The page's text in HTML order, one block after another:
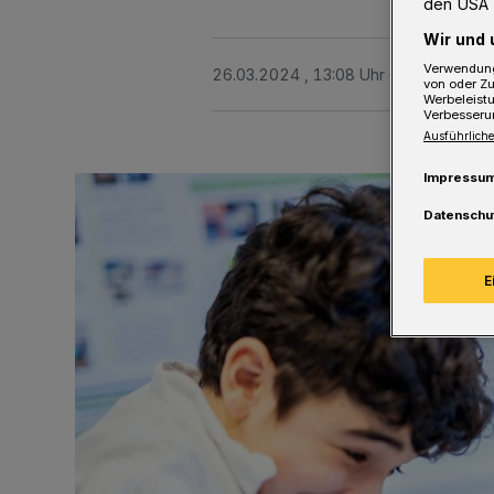
26.03.2024 , 13:08 Uhr 3 Minuten
den USA
Wir und
von oder